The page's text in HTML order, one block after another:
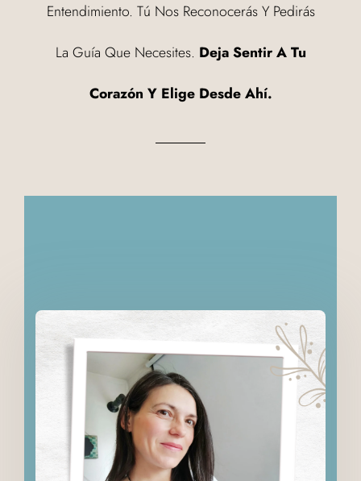
Entendimiento. Tú Nos Reconocerás Y Pedirás
La Guía Que Necesites. Deja Sentir A Tu
Corazón Y Elige Desde Ahí.